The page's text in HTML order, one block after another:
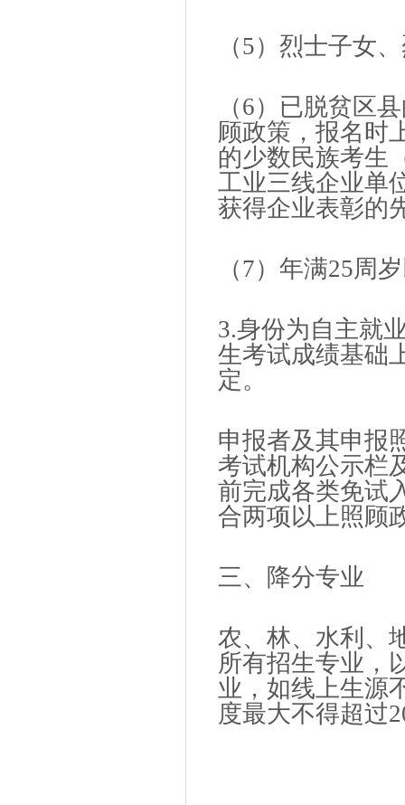
（5）烈士子女
（6）已脱贫区
顾政策，报名时
的少数民族考生
工业三线企业单
获得企业表彰的
（7）年满25周
3.身份为自主就
生考试成绩基础
定。
申报者及其申报
考试机构公示栏
前完成各类免试
合两项以上照顾
三、降分专业
农、林、水利、
所有招生专业，
业，如线上生源
度最大不得超过